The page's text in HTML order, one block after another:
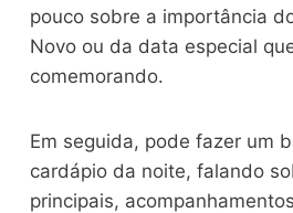
pouco sobre a importância
Novo ou da data especial
comemorando.
Em seguida, pode fazer um
cardápio da noite, falando
principais,